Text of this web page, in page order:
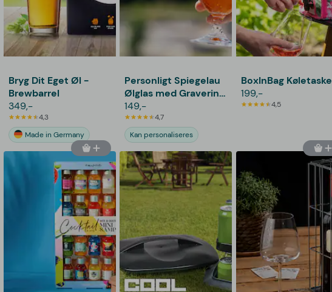
Bryg Dit Eget Øl -
Brewbarrel
349,-
4,3
Made in Germany
Personligt Spiegelau
Ølglas med Gravering
- Bogstav & Navn
149,-
4,7
Kan personaliseres
BoxInBag Køletaske
199,-
4,5